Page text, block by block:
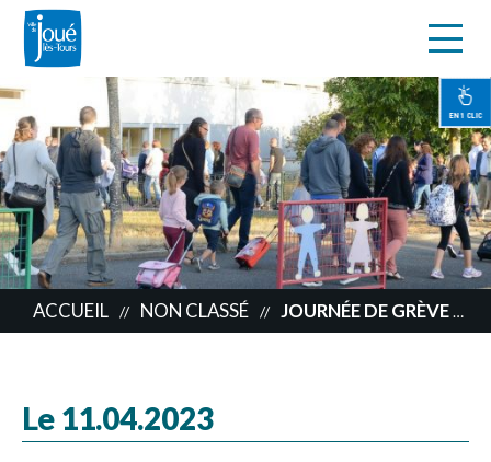
Aller
au
contenu
principal
EN 1 CLIC
ACCUEIL // NON CLASSÉ // JOURNÉE DE GRÈVE DU 13 AVRIL – MISE À JOUR 11/04 À 14H
Le 11.04.2023